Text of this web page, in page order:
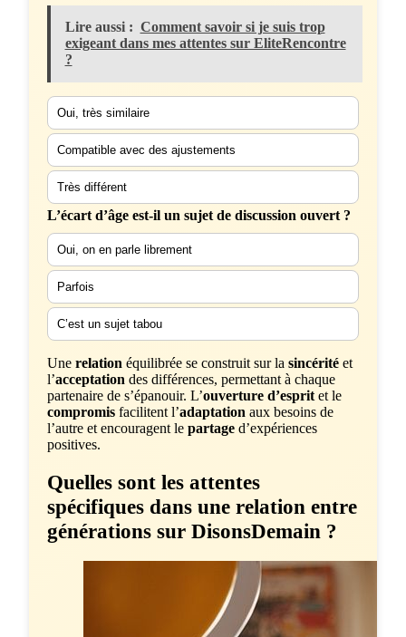
Lire aussi : Comment savoir si je suis trop
exigeant dans mes attentes sur EliteRencontre
?
Oui, très similaire
Compatible avec des ajustements
Très différent
L’écart d’âge est-il un sujet de discussion ouvert ?
Oui, on en parle librement
Parfois
C’est un sujet tabou
Une relation équilibrée se construit sur la sincérité et
l’acceptation des différences, permettant à chaque
partenaire de s’épanouir. L’ouverture d’esprit et le
compromis facilitent l’adaptation aux besoins de
l’autre et encouragent le partage d’expériences
positives.
Quelles sont les attentes
spécifiques dans une relation entre
générations sur DisonsDemain ?